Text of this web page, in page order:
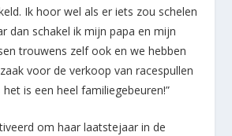
Ik hoor wel als er iets zou schelen
dan schakel ik mijn papa en mijn
trouwens zelf ook en we hebben
voor de verkoop van racespullen
is een heel familiegebeuren!”
om haar laatstejaar in de